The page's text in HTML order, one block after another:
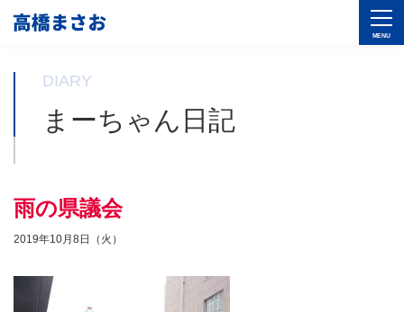
DIARY
まーちゃん日記
雨の県議会
2019年10月8日（火）